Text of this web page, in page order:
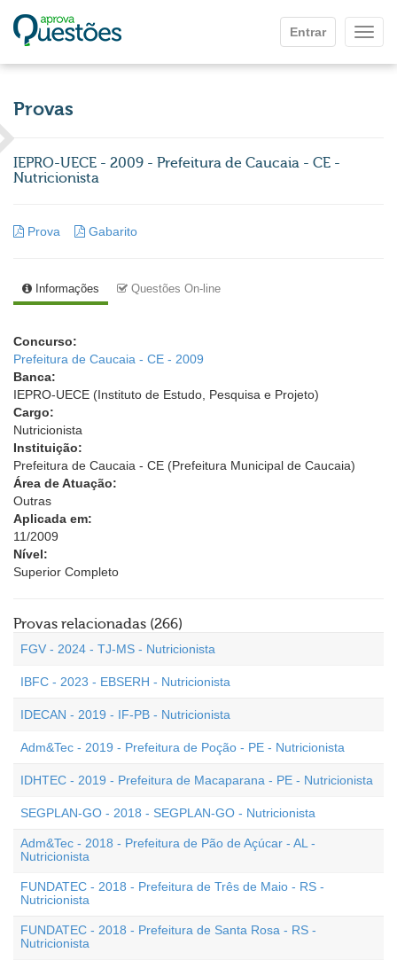
Entrar
Provas
IEPRO-UECE - 2009 - Prefeitura de Caucaia - CE -
Nutricionista
Prova Gabarito
Informações Questões On-line
Concurso:
Prefeitura de Caucaia - CE - 2009
Banca:
IEPRO-UECE (Instituto de Estudo, Pesquisa e Projeto)
Cargo:
Nutricionista
Instituição:
Prefeitura de Caucaia - CE (Prefeitura Municipal de Caucaia)
Área de Atuação:
Outras
Aplicada em:
11/2009
Nível:
Superior Completo
Provas relacionadas (266)
FGV - 2024 - TJ-MS - Nutricionista
IBFC - 2023 - EBSERH - Nutricionista
IDECAN - 2019 - IF-PB - Nutricionista
Adm&Tec - 2019 - Prefeitura de Poção - PE - Nutricionista
IDHTEC - 2019 - Prefeitura de Macaparana - PE - Nutricionista
SEGPLAN-GO - 2018 - SEGPLAN-GO - Nutricionista
Adm&Tec - 2018 - Prefeitura de Pão de Açúcar - AL -
Nutricionista
FUNDATEC - 2018 - Prefeitura de Três de Maio - RS -
Nutricionista
FUNDATEC - 2018 - Prefeitura de Santa Rosa - RS -
Nutricionista